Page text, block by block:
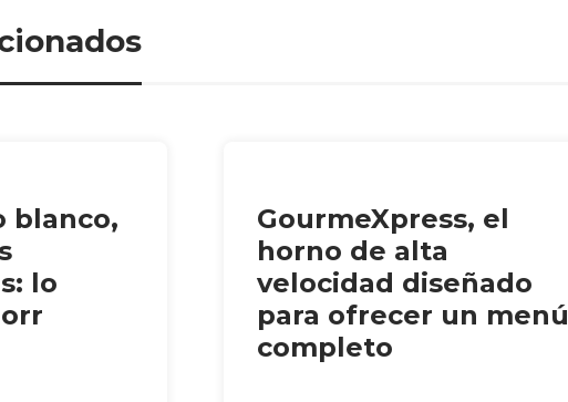
blanco,
lo
GourmeXpress, el
horno de alta
velocidad diseñado
para ofrecer un menú
completo